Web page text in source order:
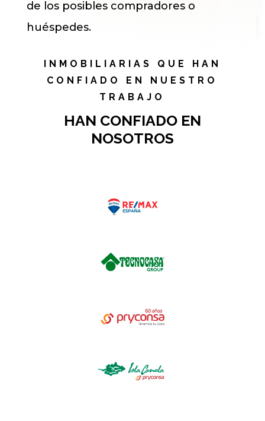
de los posibles compradores o
huéspedes.
INMOBILIARIAS QUE HAN
CONFIADO EN NUESTRO
TRABAJO
HAN CONFIADO EN
NOSOTROS